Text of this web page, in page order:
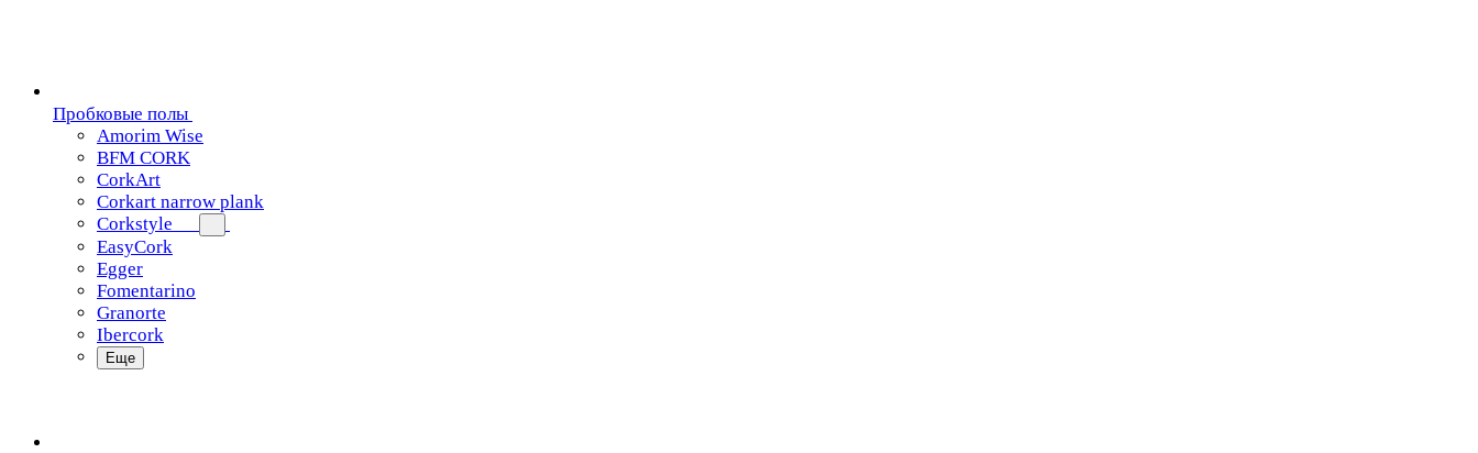
Пробковые полы
Amorim Wise
BFM CORK
CorkArt
Corkart narrow plank
Corkstyle
EasyCork
Egger
Fomentarino
Granorte
Ibercork
Еще